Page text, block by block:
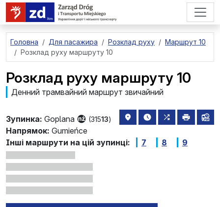
перейти до основного вмісту
Головна Для пасажира Розклад руху
Маршрут 10
Розклад руху маршруту 10
Розклад руху маршруту 10
Денний трамвайний маршрут звичайний
Зупинка: Goplana (31513) розташування зупинки на
найближчі
всі
Напрямок: Gumieńce
Інші маршрути на цій зупинці:
7 8 9